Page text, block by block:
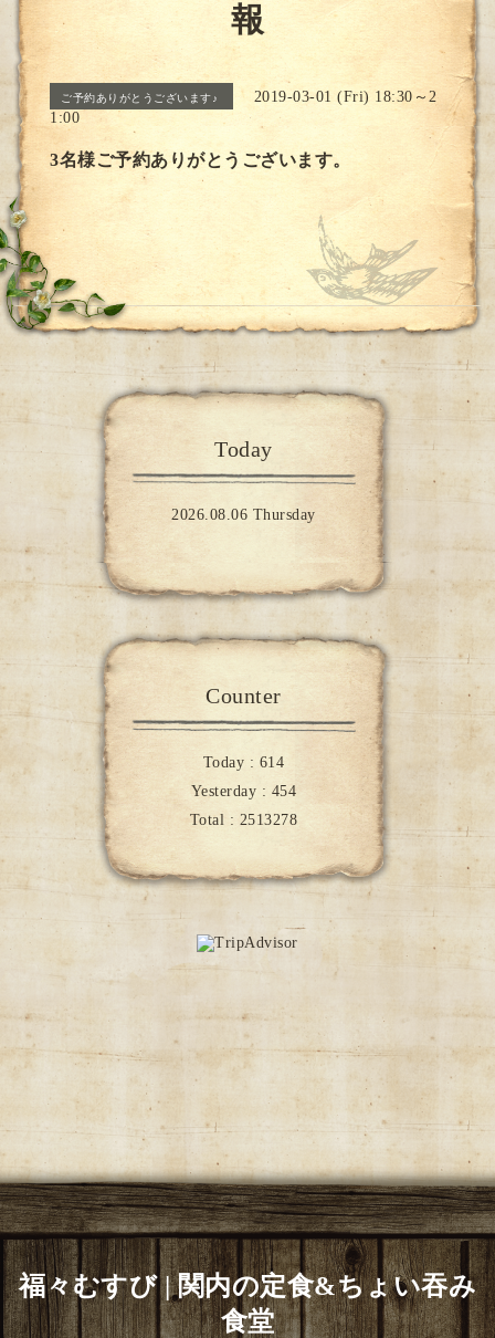
報
ご予約ありがとうございます♪
2019-03-01 (Fri) 18:30～2
1:00
3名様ご予約ありがとうございます。
Today
2026.08.06 Thursday
Counter
Today : 614
Yesterday : 454
Total : 2513278
福々むすび | 関内の定食&ちょい吞み
食堂